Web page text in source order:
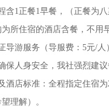
含1正餐1早餐，（正餐为
所住宿的酒店含餐，不用
导游服务（导服费：5元/人
保人身安全，我社强烈建
酒店标准：全程指定住宿
理解）。